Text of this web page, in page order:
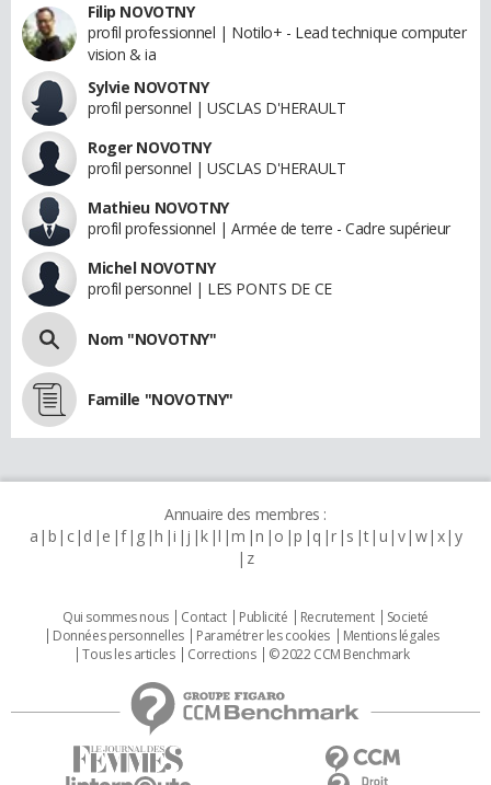
Filip NOVOTNY
profil professionnel | Notilo+ - Lead technique computer
vision & ia
Sylvie NOVOTNY
profil personnel | USCLAS D'HERAULT
Roger NOVOTNY
profil personnel | USCLAS D'HERAULT
Mathieu NOVOTNY
profil professionnel | Armée de terre - Cadre supérieur
Michel NOVOTNY
profil personnel | LES PONTS DE CE
Nom "NOVOTNY"
Famille "NOVOTNY"
Annuaire des membres :
a b c d e f g h i j k l m n o p q r s t u v w x y
z
Qui sommes nous Contact Publicité Recrutement
Societé
Données personnelles
Paramétrer les cookies
Mentions légales
Tous les articles
Corrections © 2022 CCM Benchmark